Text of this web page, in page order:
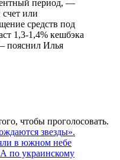
период, —
или
средств под
1,3-1,4% кешбэка
пояснил Илья
чтобы проголосовать.
звезды».
в южном небе
по украинскому